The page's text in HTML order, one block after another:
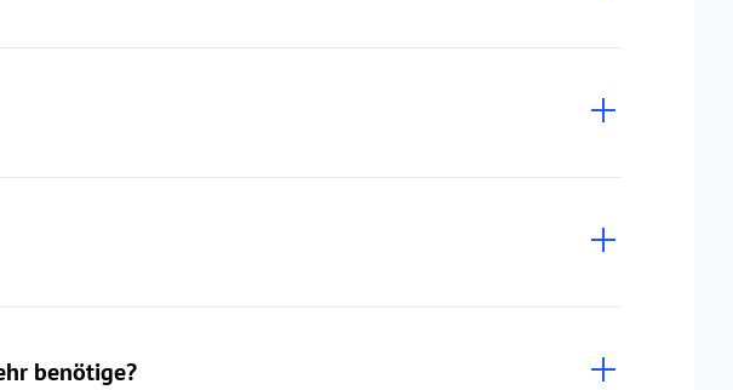
benötige?